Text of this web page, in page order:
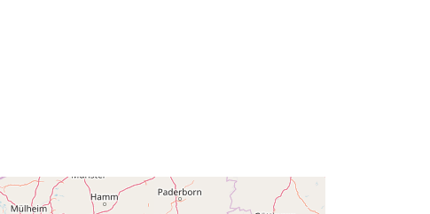
[ 2.54, 51.51 ] ]
Tipo:
Polygon